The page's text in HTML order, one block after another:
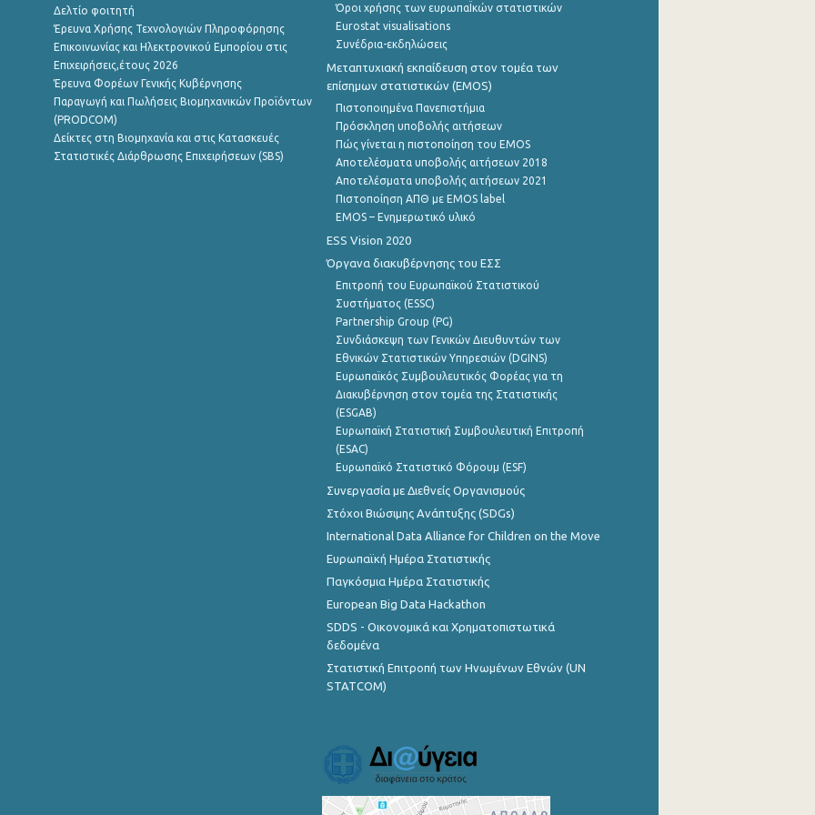
Δελτίο φοιτητή
Έρευνα Χρήσης Τεχνολογιών Πληροφόρησης
Επικοινωνίας και Ηλεκτρονικού Εμπορίου στις
Επιχειρήσεις,έτους 2026
Έρευνα Φορέων Γενικής Κυβέρνησης
Παραγωγή και Πωλήσεις Βιομηχανικών Προϊόντων
(PRODCOM)
Δείκτες στη Βιομηχανία και στις Κατασκευές
Στατιστικές Διάρθρωσης Επιχειρήσεων (SBS)
Όροι χρήσης των ευρωπαΪκών στατιστικών
Eurostat visualisations
Συνέδρια-εκδηλώσεις
Μεταπτυχιακή εκπαίδευση στον τομέα των
επίσημων στατιστικών (EMOS)
Πιστοποιημένα Πανεπιστήμια
Πρόσκληση υποβολής αιτήσεων
Πώς γίνεται η πιστοποίηση του EMOS
Αποτελέσματα υποβολής αιτήσεων 2018
Αποτελέσματα υποβολής αιτήσεων 2021
Πιστοποίηση ΑΠΘ με EMOS label
EMOS – Ενημερωτικό υλικό
ESS Vision 2020
Όργανα διακυβέρνησης του ΕΣΣ
Επιτροπή του Ευρωπαϊκού Στατιστικού
Συστήματος (ESSC)
Partnership Group (PG)
Συνδιάσκεψη των Γενικών Διευθυντών των
Εθνικών Στατιστικών Υπηρεσιών (DGINS)
Ευρωπαϊκός Συμβουλευτικός Φορέας για τη
Διακυβέρνηση στον τομέα της Στατιστικής
(ESGAB)
Ευρωπαϊκή Στατιστική Συμβουλευτική Επιτροπή
(ESAC)
Ευρωπαϊκό Στατιστικό Φόρουμ (ESF)
Συνεργασία με Διεθνείς Οργανισμούς
Στόχοι Βιώσιμης Ανάπτυξης (SDGs)
International Data Alliance for Children on the Move
Ευρωπαϊκή Ημέρα Στατιστικής
Παγκόσμια Ημέρα Στατιστικής
European Big Data Hackathon
SDDS - Οικονομικά και Χρηματοπιστωτικά
δεδομένα
Στατιστική Επιτροπή των Ηνωμένων Εθνών (UN
STATCOM)